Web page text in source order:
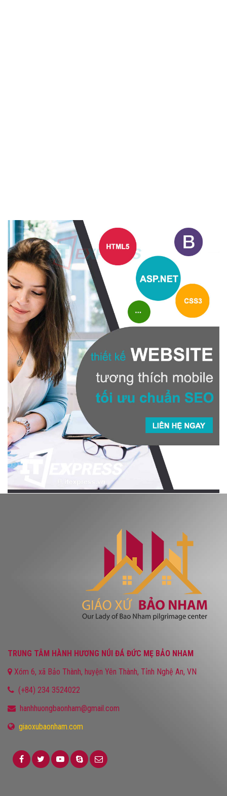
TRUNG TÂM HÀNH HƯƠNG NÚI ĐÁ ĐỨC MẸ BẢO NHAM
Xóm 6, xã Bảo Thành, huyện Yên Thành, Tỉnh Nghệ An, VN
(+84) 234 3524022
hanhhuongbaonham@gmail.com
giaoxubaonham.com